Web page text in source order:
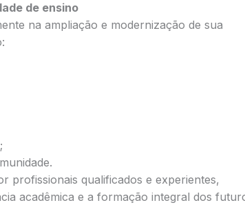
de ensino
na ampliação e modernização de sua
profissionais qualificados e experientes,
acadêmica e a formação integral dos